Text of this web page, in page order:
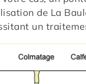
de La
un